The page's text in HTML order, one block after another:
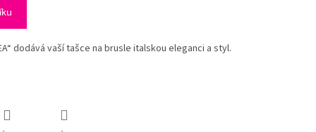
dodává vaší tašce na brusle italskou eleganci a styl.